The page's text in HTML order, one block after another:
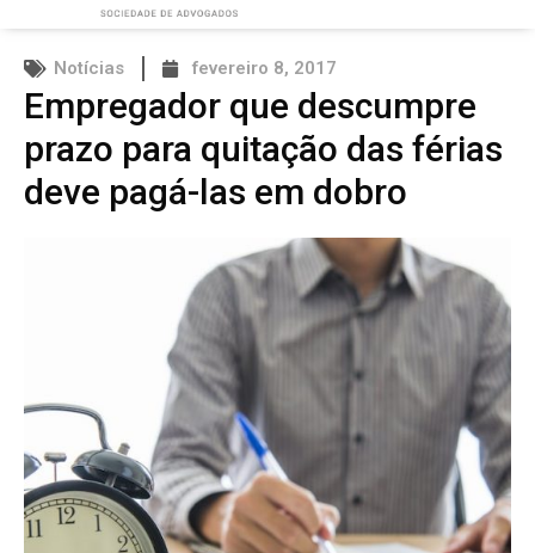
Notícias fevereiro 8, 2017
Empregador que descumpre
prazo para quitação das férias
deve pagá-las em dobro